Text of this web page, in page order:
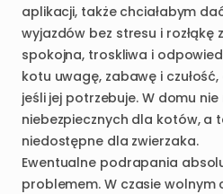
aplikacji​,​ także chciałabym
wyjazdów bez stresu i rozłąkę z
spokojna​,​ troskliwa i
kotu uwagę​,​ zabawę i czułość​,​
jeśli jej potrzebuje. W domu nie
niebezpiecznych dla kotów​,​ a
niedostępne dla zwierzaka.
Ewentualne podrapania
problemem. W czasie wolnym